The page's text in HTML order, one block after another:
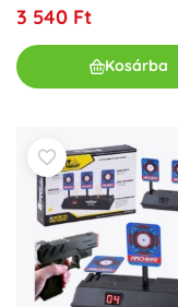
3 540 Ft
Kosárba